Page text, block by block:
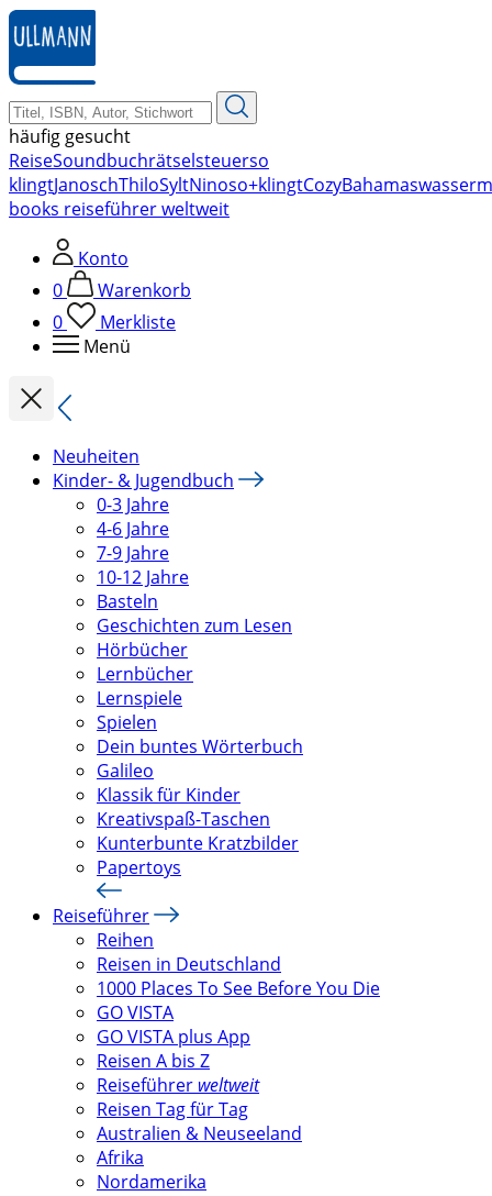
zum
Hauptinhalt
springen
häufig gesucht
ReiseSoundbuchrätselsteuerso
klingtJanoschThiloSyltNinoso+klingtCozyBahamas
books reiseführer weltweit
Konto
0
Warenkorb
0
Merkliste
Menü
Neuheiten
Kinder- & Jugendbuch
0-3 Jahre
4-6 Jahre
7-9 Jahre
10-12 Jahre
Basteln
Geschichten zum Lesen
Hörbücher
Lernbücher
Lernspiele
Spielen
Dein buntes Wörterbuch
Galileo
Klassik für Kinder
Kreativspaß-Taschen
Kunterbunte Kratzbilder
Papertoys
Reiseführer
Reihen
Reisen in Deutschland
1000 Places To See Before You Die
GO VISTA
GO VISTA plus App
Reisen A bis Z
Reiseführer weltweit
Reisen Tag für Tag
Australien & Neuseeland
Afrika
Nordamerika